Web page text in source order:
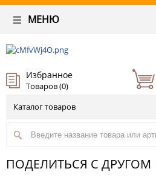
МЕНЮ
Избранное
Товаров (0)
Каталог товаров
ПОДЕЛИТЬСЯ С ДРУГОМ